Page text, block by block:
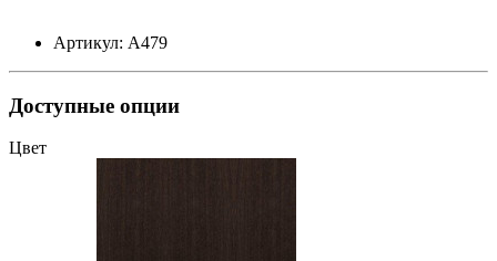
Артикул: А479
Доступные опции
Цвет